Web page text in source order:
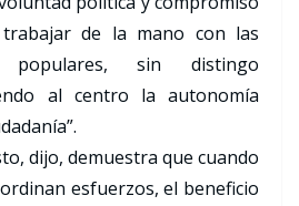
de la mano con las
populares, sin distingo
al centro la autonomía
dijo, demuestra que cuando
esfuerzos, el beneficio